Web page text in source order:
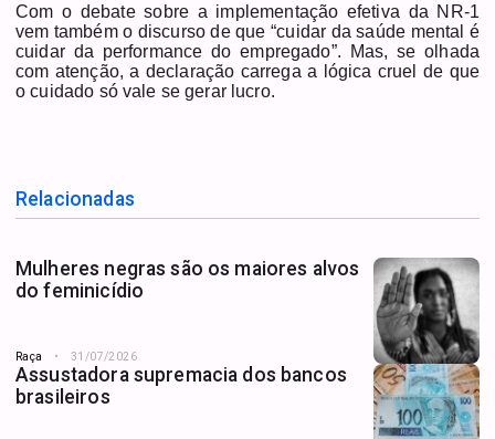
Com o debate sobre a implementação efetiva da NR-1
vem também o discurso de que “cuidar da saúde mental é
cuidar da performance do empregado”. Mas, se olhada
com atenção, a declaração carrega a lógica cruel de que
o cuidado só vale se gerar lucro.
Relacionadas
Mulheres negras são os maiores alvos
do feminicídio
Raça 31/07/2026
Assustadora supremacia dos bancos
brasileiros